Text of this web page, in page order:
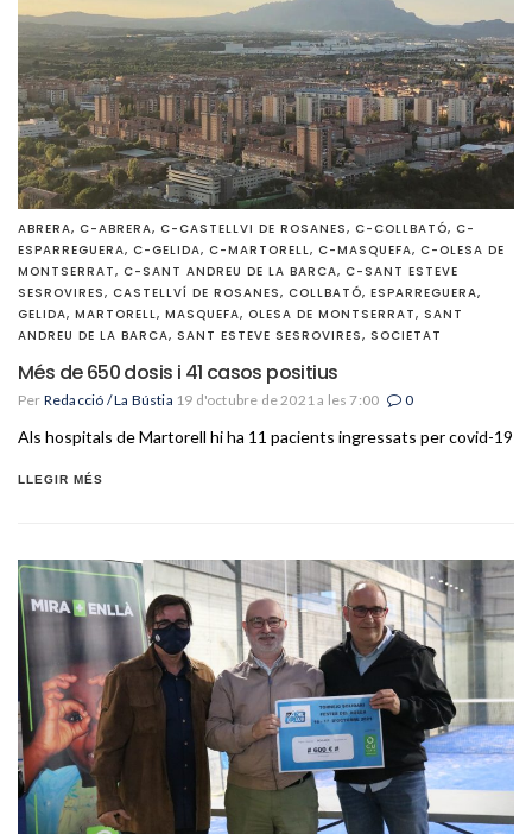
ABRERA, C-ABRERA, C-CASTELLVI DE ROSANES, C-COLLBATÓ, C-
ESPARREGUERA, C-GELIDA, C-MARTORELL, C-MASQUEFA, C-OLESA DE
MONTSERRAT, C-SANT ANDREU DE LA BARCA, C-SANT ESTEVE
SESROVIRES, CASTELLVÍ DE ROSANES, COLLBATÓ, ESPARREGUERA,
GELIDA, MARTORELL, MASQUEFA, OLESA DE MONTSERRAT, SANT
ANDREU DE LA BARCA, SANT ESTEVE SESROVIRES, SOCIETAT
Més de 650 dosis i 41 casos positius
Per Redacció / La Bústia 19 d'octubre de 2021 a les 7:00 0
Als hospitals de Martorell hi ha 11 pacients ingressats per covid-19
LLEGIR MÉS